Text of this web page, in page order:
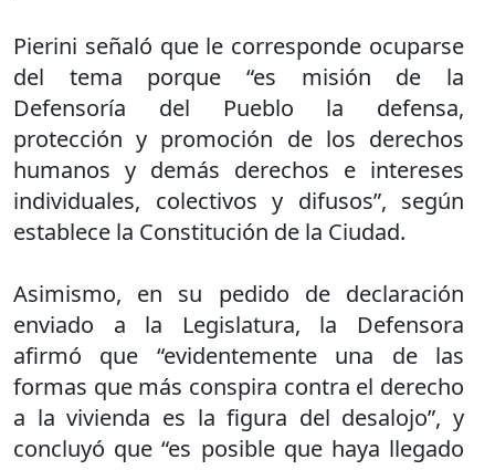
Pierini señaló que le corresponde ocuparse
del tema porque “es misión de la
Defensoría del Pueblo la defensa,
protección y promoción de los derechos
humanos y demás derechos e intereses
individuales, colectivos y difusos”, según
establece la Constitución de la Ciudad.
Asimismo, en su pedido de declaración
enviado a la Legislatura, la Defensora
afirmó que “evidentemente una de las
formas que más conspira contra el derecho
a la vivienda es la figura del desalojo”, y
concluyó que “es posible que haya llegado